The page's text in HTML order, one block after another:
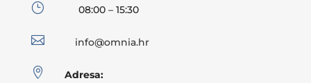
} 08:00 – 15:30
 info@omnia.hr

Adresa: